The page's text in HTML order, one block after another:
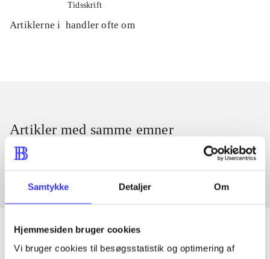
Samtykke Detaljer Om
Hjemmesiden bruger cookies
Vi bruger cookies til besøgsstatistik og optimering af
Tidsskrift
Artiklerne i handler ofte om
Artikler med samme emner
Fra